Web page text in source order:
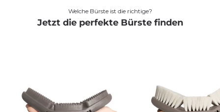
Welche Bürste ist die richtige?
Jetzt die perfekte Bürste finden